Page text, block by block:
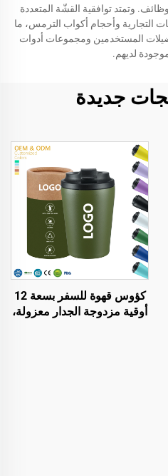
وتمتد توافقية القشّة المتعددة
التجارية وأحجام أكواب الترمس، ما
المستخدمين ومجموعات أدوات
لديهم.
جديدة
كؤوس قهوة للسفر بسعة 12
أوقية مزدوجة الجدار معزولة،